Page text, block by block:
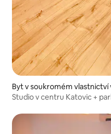
Byt v soukromém
e
Studio v centru Katovic +